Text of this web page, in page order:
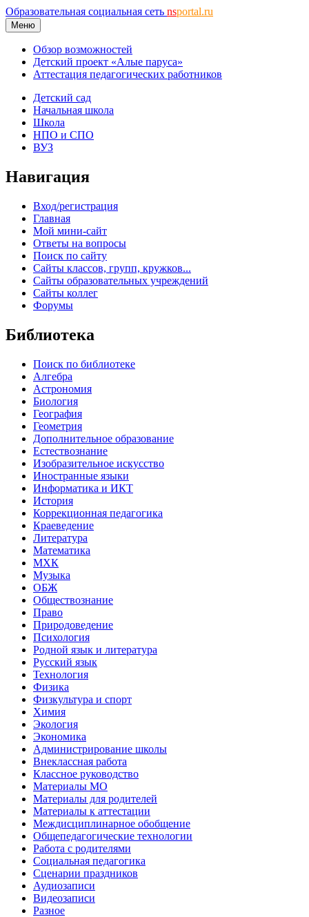
Образовательная социальная сеть nsportal.ru
Меню
Обзор возможностей
Детский проект «Алые паруса»
Аттестация педагогических работников
Детский сад
Начальная школа
Школа
НПО и СПО
ВУЗ
Навигация
Вход/регистрация
Главная
Мой мини-сайт
Ответы на вопросы
Поиск по сайту
Сайты классов, групп, кружков...
Сайты образовательных учреждений
Сайты коллег
Форумы
Библиотека
Поиск по библиотеке
Алгебра
Астрономия
Биология
География
Геометрия
Дополнительное образование
Естествознание
Изобразительное искусство
Иностранные языки
Информатика и ИКТ
История
Коррекционная педагогика
Краеведение
Литература
Математика
МХК
Музыка
ОБЖ
Обществознание
Право
Природоведение
Психология
Родной язык и литература
Русский язык
Технология
Физика
Физкультура и спорт
Химия
Экология
Экономика
Администрирование школы
Внеклассная работа
Классное руководство
Материалы МО
Материалы для родителей
Материалы к аттестации
Междисциплинарное обобщение
Общепедагогические технологии
Работа с родителями
Социальная педагогика
Сценарии праздников
Аудиозаписи
Видеозаписи
Разное